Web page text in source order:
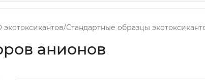
экотоксикантов/Стандартные образцы
анионов